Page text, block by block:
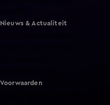
Nieuws & Actualiteit
Voorwaarden